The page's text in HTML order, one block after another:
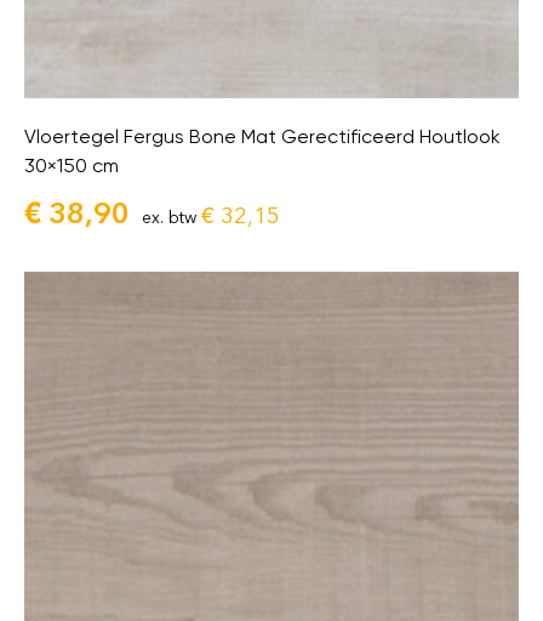
Vloertegel Fergus Bone Mat Gerectificeerd Houtlook
30×150 cm
€ 38,90 ex. btw € 32,15